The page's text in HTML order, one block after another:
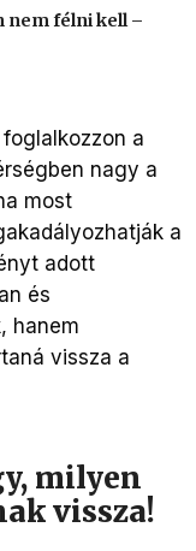
nem félni kell –
a
nagy a
most
a
adott
és
hanem
vissza a
milyen
vissza!